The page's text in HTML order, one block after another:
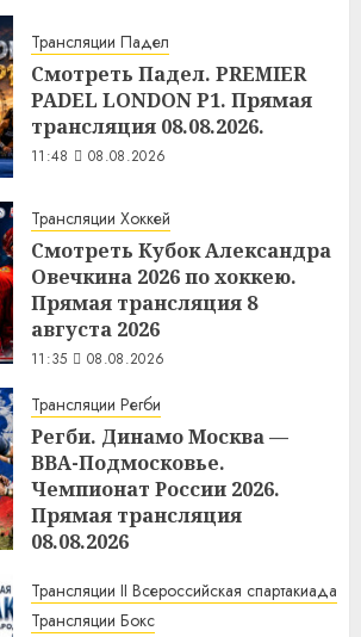
Трансляции Падел
Смотреть Падел. PREMIER
PADEL LONDON P1. Прямая
трансляция 08.08.2026.
11:48 08.08.2026
Трансляции Хоккей
Смотреть Кубок Александра
Овечкина 2026 по хоккею.
Прямая трансляция 8
августа 2026
11:35 08.08.2026
Трансляции Регби
Регби. Динамо Москва —
ВВА-Подмосковье.
Чемпионат России 2026.
Прямая трансляция
08.08.2026
Трансляции II Всероссийская спартакиада
Трансляции Бокс